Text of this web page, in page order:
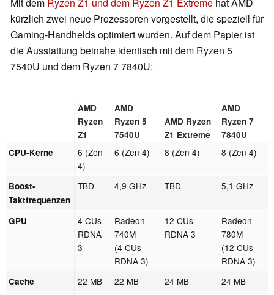
kürzlich zwei neue Prozessoren vorgestellt, die speziell für
Gaming-Handhelds optimiert wurden. Auf dem Papier ist
die Ausstattung beinahe identisch mit dem Ryzen 5
7540U und dem Ryzen 7 7840U:
AMD
Ryzen
Z1
AMD
Ryzen 5
7540U
AMD Ryzen
Z1 Extreme
AMD
Ryzen 7
7840U
CPU-Kerne
6 (Zen
4)
6 (Zen 4) 8 (Zen 4) 8 (Zen 4)
Boost-
Taktfrequenzen
TBD 4,9 GHz TBD 5,1 GHz
GPU
4 CUs
RDNA
3
Radeon
740M
(4 CUs
RDNA 3)
12 CUs
RDNA 3
Radeon
780M
(12 CUs
RDNA 3)
Cache 22 MB 22 MB 24 MB 24 MB